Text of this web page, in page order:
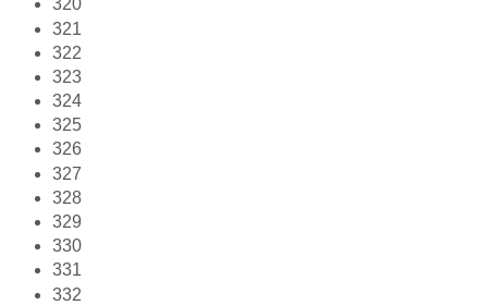
320
321
322
323
324
325
326
327
328
329
330
331
332